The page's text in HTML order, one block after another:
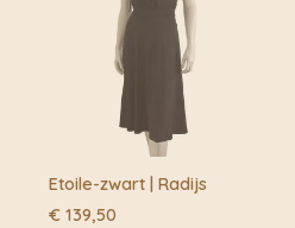
Etoile-zwart | Radijs
€ 139,50